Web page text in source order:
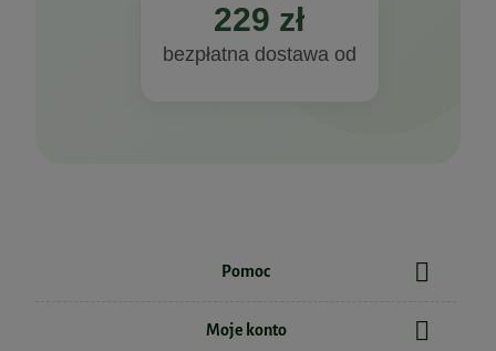
229 zł
bezpłatna dostawa od
Pomoc
Moje konto